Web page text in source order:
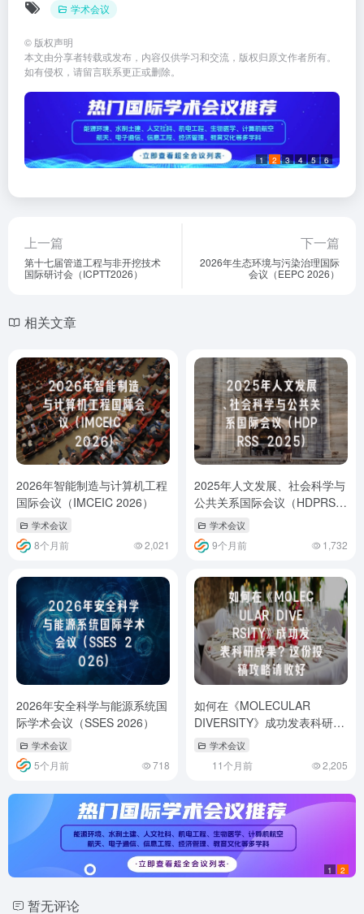
学术会议
© 版权声明
本文由分享者转载或发布，内容仅供学习和交流，版权归原文作者所有。
如有侵权，请留言联系更正或删除。
1 2 3 4 5 6
上一篇
第十七届管道工程与非开挖技术
国际研讨会（ICPTT2026）
下一篇
2026年生态环境与污染治理国际
会议（EEPC 2026）
相关文章
2026年智能制造与计算机工程
国际会议（IMCEIC 2026）
学术会议
8个月前 2,021
2025年人文发展、社会科学与
公共关系国际会议（HDPRSS
2025）
学术会议
9个月前 1,732
2026年安全科学与能源系统国
际学术会议（SSES 2026）
学术会议
5个月前 718
如何在《MOLECULAR
DIVERSITY》成功发表科研成
果？这份投稿攻略请收好
学术会议
11个月前 2,205
1 2
暂无评论